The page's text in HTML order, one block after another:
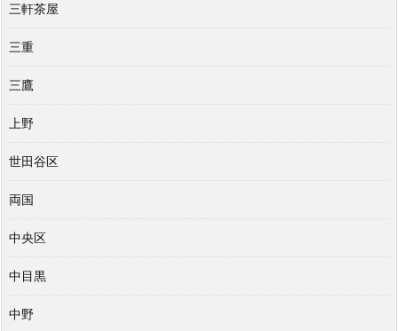
三軒茶屋
三重
三鷹
上野
世田谷区
両国
中央区
中目黒
中野